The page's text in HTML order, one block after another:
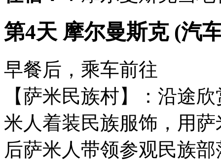
第4天 摩尔曼斯克 (汽
早餐后，乘车前往
【萨米民族村】：沿途
米人着装民族服饰，用
后萨米人带领参观民族